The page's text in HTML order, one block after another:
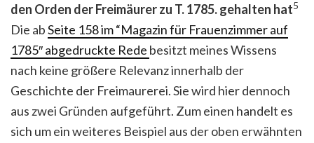
den Orden der Freimäurer zu T. 1785. gehalten hat5
Die abSeite 158 im “Magazin für Frauenzimmer auf
1785″ abgedruckte Rede besitzt meines Wissens
nach keine größere Relevanz innerhalb der
Geschichte der Freimaurerei. Sie wird hier dennoch
aus zwei Gründen aufgeführt. Zum einen handelt es
sich um ein weiteres Beispiel aus der oben erwähnten